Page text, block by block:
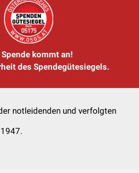
Spende kommt an!
des Spendegütesiegels.
notleidenden und verfolgten